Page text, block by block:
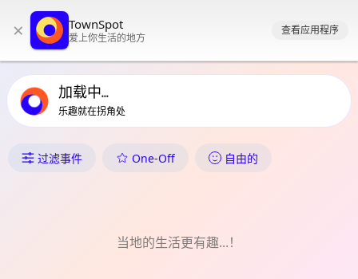
主导航
当地活动内容
× TownSpot
爱上你生活的地方
查看应用程序
加载中...
乐趣就在拐角处
Lamanan 中发生了什么
过滤事件 One-Off 自由的
当地的生活更有趣...！